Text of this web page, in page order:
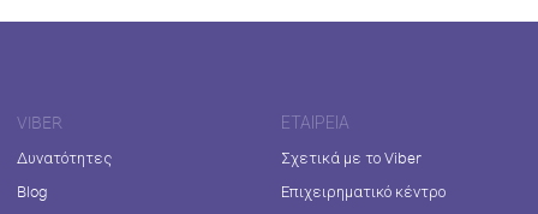
VIBER
Δυνατότητες
Blog
ΕΤΑΙΡΕΊΑ
Σχετικά με το Viber
Επιχειρηματικό κέντρο